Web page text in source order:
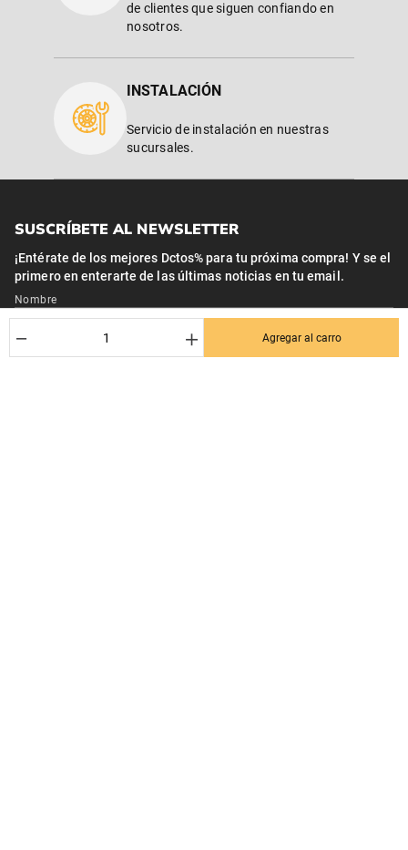
＋
－ Agregar al carro
de clientes que siguen confiando en
nosotros.
INSTALACIÓN
Servicio de instalación en nuestras
sucursales.
SUSCRÍBETE AL NEWSLETTER
¡Entérate de los mejores Dctos% para tu próxima compra! Y se el
primero en enterarte de las últimas noticias en tu email.
Nombre